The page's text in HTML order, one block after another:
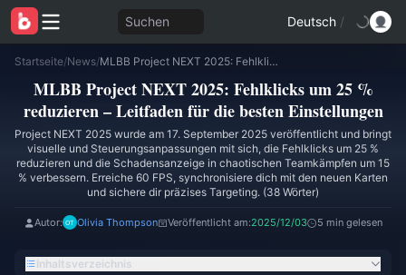
Suchen Deutsch /
Startseite/News/ MLBB Project NEXT 2025: Fehlklicks um 25 % reduzieren – Leitfaden für die besten Einstellungen
MLBB Project NEXT 2025: Fehlklicks um 25 %
reduzieren – Leitfaden für die besten Einstellungen
Project NEXT 2025 wurde am 17. September 2025 veröffentlicht und bringt
visuelle und Steuerungsanpassungen mit sich, die Fehlklicks um 25 %
reduzieren und die Schadensanzeige in chaotischen Teamkämpfen um 15
% verbessern. Erreiche 60 FPS, synchronisiere dich mit den neuen Karten
und sichere dir präzises Targeting. (38 Wörter)
Autor: Olivia Thompson Veröffentlicht am:2025/12/03 5 min gelesen
Inhaltsverzeichnis